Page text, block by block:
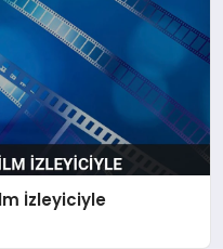
İzleyiciyle